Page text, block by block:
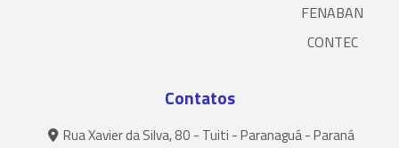
FENABAN
CONTEC
Contatos
Rua Xavier da Silva, 80 - Tuiti - Paranaguá - Paraná